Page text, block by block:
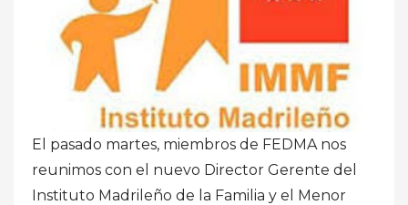
El pasado martes, miembros de FEDMA nos
reunimos con el nuevo Director Gerente del
Instituto Madrileño de la Familia y el Menor